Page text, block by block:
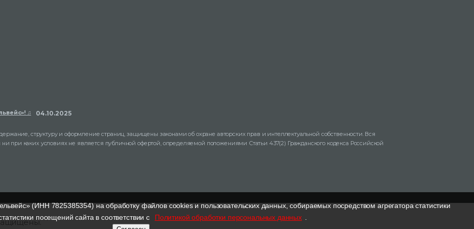
(ИНН 7825385354) на обработку файлов cookies и пользовательских данных, собираемых посредством агрегатора статистики
посещений сайта в соответствии с
Политикой обработки персональных данных
♫ 04.10.2025
структуру и оформление страниц, защищены законами об охране авторских прав и интеллектуальной собственности. Вся
при каких условиях не является публичной офертой, определяемой положениями Статьи 437(2) Гражданского кодекса Российской